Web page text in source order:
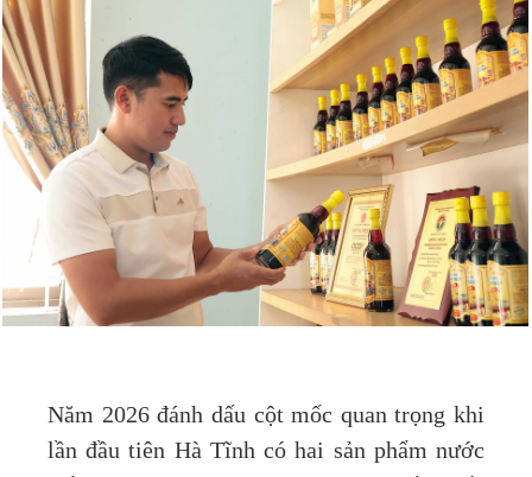
Năm 2026 đánh dấu cột mốc quan trọng khi
lần đầu tiên Hà Tĩnh có hai sản phẩm nước